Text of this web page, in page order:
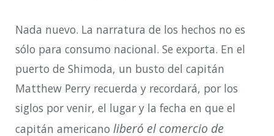
Nada nuevo. La narratura de los hechos no es
sólo para consumo nacional. Se exporta. En el
puerto de Shimoda, un busto del capitán
Matthew Perry recuerda y recordará, por los
siglos por venir, el lugar y la fecha en que el
capitán americano liberó el comercio de